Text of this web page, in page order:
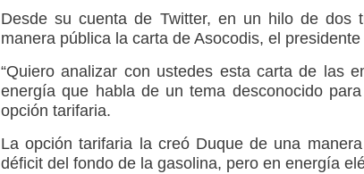
Desde su cuenta de Twitter, en un hilo de dos
manera pública la carta de Asocodis, el presidente
“Quiero analizar con ustedes esta carta de las
energía que habla de un tema desconocido
opción tarifaria.
La opción tarifaria la creó Duque de una
déficit del fondo de la gasolina, pero en energía